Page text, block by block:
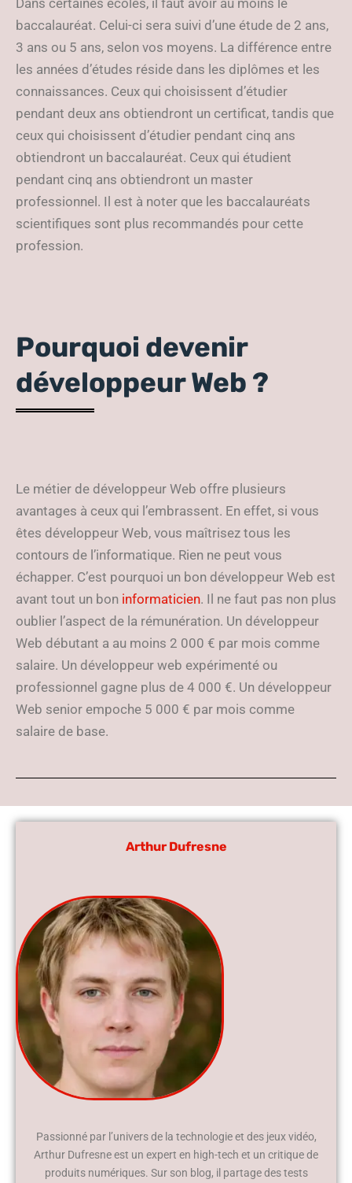
Dans certaines écoles, il faut avoir au moins le
baccalauréat. Celui-ci sera suivi d’une étude de 2 ans,
3 ans ou 5 ans, selon vos moyens. La différence entre
les années d’études réside dans les diplômes et les
connaissances. Ceux qui choisissent d’étudier
pendant deux ans obtiendront un certificat, tandis que
ceux qui choisissent d’étudier pendant cinq ans
obtiendront un baccalauréat. Ceux qui étudient
pendant cinq ans obtiendront un master
professionnel. Il est à noter que les baccalauréats
scientifiques sont plus recommandés pour cette
profession.
Pourquoi devenir
développeur Web ?
Le métier de développeur Web offre plusieurs
avantages à ceux qui l’embrassent. En effet, si vous
êtes développeur Web, vous maîtrisez tous les
contours de l’informatique. Rien ne peut vous
échapper. C’est pourquoi un bon développeur Web est
avant tout un bon informaticien. Il ne faut pas non plus
oublier l’aspect de la rémunération. Un développeur
Web débutant a au moins 2 000 € par mois comme
salaire. Un développeur web expérimenté ou
professionnel gagne plus de 4 000 €. Un développeur
Web senior empoche 5 000 € par mois comme
salaire de base.
Arthur Dufresne
Passionné par l’univers de la technologie et des jeux vidéo,
Arthur Dufresne est un expert en high-tech et un critique de
produits numériques. Sur son blog, il partage des tests